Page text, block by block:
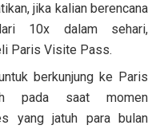
jika kalian berencana
10x dalam sehari,
Paris Visite Pass.
berkunjung ke Paris
pada saat momen
yang jatuh para bulan